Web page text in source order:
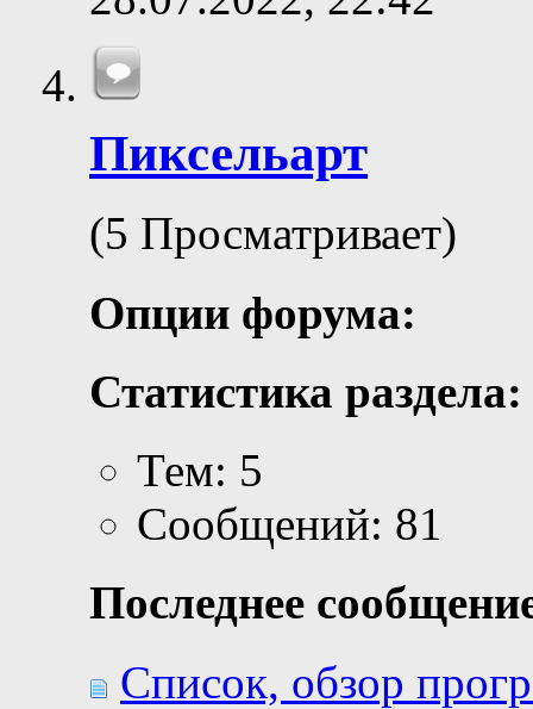
Пиксельарт
(5 Просматривает)
Опции форума:
Статистика раздела:
Тем: 5
Сообщений: 81
Последнее
Список, обзор